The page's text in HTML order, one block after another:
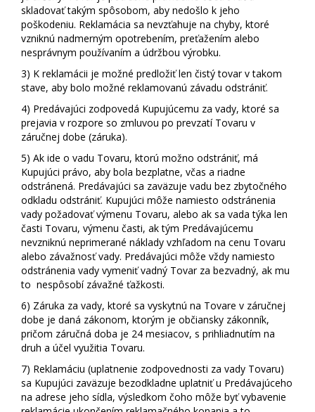
skladovať takým spôsobom, aby nedošlo k jeho
poškodeniu. Reklamácia sa nevzťahuje na chyby, ktoré
vzniknú nadmerným opotrebením, preťažením alebo
nesprávnym používaním a údržbou výrobku.
3) K reklamácii je možné predložiť len čistý tovar v takom
stave, aby bolo možné reklamovanú závadu odstrániť.
4) Predávajúci zodpovedá Kupujúcemu za vady, ktoré sa
prejavia v rozpore so zmluvou po prevzatí Tovaru v
záručnej dobe (záruka).
5) Ak ide o vadu Tovaru, ktorú možno odstrániť, má
Kupujúci právo, aby bola bezplatne, včas a riadne
odstránená. Predávajúci sa zaväzuje vadu bez zbytočného
odkladu odstrániť. Kupujúci môže namiesto odstránenia
vady požadovať výmenu Tovaru, alebo ak sa vada týka len
časti Tovaru, výmenu časti, ak tým Predávajúcemu
nevzniknú neprimerané náklady vzhľadom na cenu Tovaru
alebo závažnosť vady. Predávajúci môže vždy namiesto
odstránenia vady vymeniť vadný Tovar za bezvadný, ak mu
to nespôsobí závažné ťažkosti.
6) Záruka za vady, ktoré sa vyskytnú na Tovare v záručnej
dobe je daná zákonom, ktorým je občiansky zákonník,
pričom záručná doba je 24 mesiacov, s prihliadnutím na
druh a účel využitia Tovaru.
7) Reklamáciu (uplatnenie zodpovednosti za vady Tovaru)
sa Kupujúci zaväzuje bezodkladne uplatniť u Predávajúceho
na adrese jeho sídla, výsledkom čoho môže byť vybavenie